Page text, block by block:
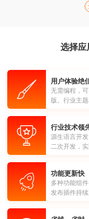
选择应
用户体验绝
无需编程，
版。行业主
行业技术领
源生语言开
二次开发，
功能更新快
多种功能组
发布插件持